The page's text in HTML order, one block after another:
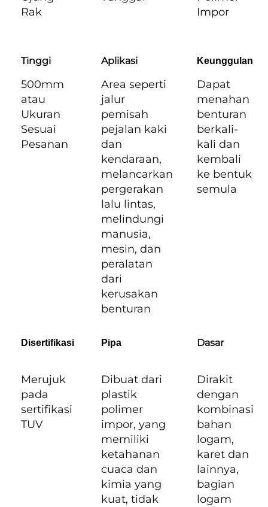
Rak
Impor
Tinggi Aplikasi Keunggulan
500mm
atau
Ukuran
Sesuai
Pesanan
Area seperti
jalur
pemisah
pejalan kaki
dan
kendaraan,
melancarkan
pergerakan
lalu lintas,
melindungi
manusia,
mesin, dan
peralatan
dari
kerusakan
benturan
Dapat
menahan
benturan
berkali-
kali dan
kembali
ke bentuk
semula
Disertifikasi Pipa Dasar
Merujuk
pada
sertifikasi
TUV
Dibuat dari
plastik
polimer
impor, yang
memiliki
ketahanan
cuaca dan
kimia yang
kuat, tidak
Dirakit
dengan
kombinasi
bahan
logam,
karet dan
lainnya,
bagian
logam